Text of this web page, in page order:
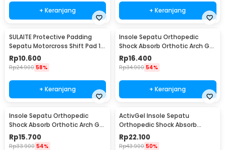
+ Keranjang + Keranjang
SULAITE Protective Padding
Sepatu Motorcross Shift Pad 1
PCS - GT-106
Rp10.600
Rp24.900 58%
+ Keranjang
Insole Sepatu Orthopedic
Shock Absorb Orthotic Arch Gel
Foam S - ZYD17
Rp16.400
Rp34.900 54%
+ Keranjang
Insole Sepatu Orthopedic
Shock Absorb Orthotic Arch Gel
Foam L - ZYD17
Rp15.700
Rp33.900 54%
ActivGel Insole Sepatu
Orthopedic Shock Absorb
Silicone Gel S
Rp22.100
Rp43.900 50%